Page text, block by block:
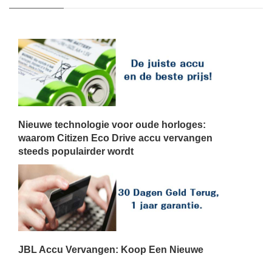
Nieuwe technologie voor oude horloges:
waarom Citizen Eco Drive accu vervangen
steeds populairder wordt
JBL Accu Vervangen: Koop Een Nieuwe